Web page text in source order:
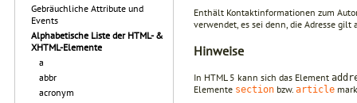
Gebräuchliche Attribute und
Events
Alphabetische Liste der HTML- &
XHTML-Elemente
a
abbr
acronym
Enthält Kontaktinformationen zum
verwendet, es sei denn, die Adresse
Hinweise
In HTML 5 kann sich das Element
Elemente section bzw. article